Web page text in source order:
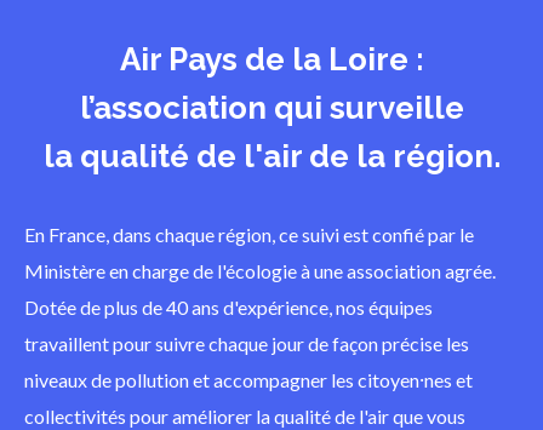
Air Pays de la Loire :
l’association qui surveille
la qualité de l'air de la région.
En France, dans chaque région, ce suivi est confié par le
Ministère en charge de l'écologie à une association agrée.
Dotée de plus de 40 ans d'expérience, nos équipes
travaillent pour suivre chaque jour de façon précise les
niveaux de pollution et accompagner les citoyen⸱nes et
collectivités pour améliorer la qualité de l'air que vous